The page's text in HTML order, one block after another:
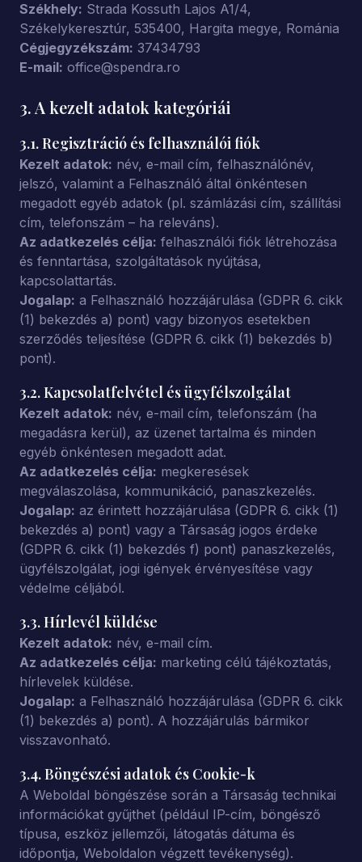
Székhely: Strada Kossuth Lajos A1/4,
Székelykeresztúr, 535400, Hargita megye, Románia
Cégjegyzékszám: 37434793
E-mail: office@spendra.ro
3. A kezelt adatok kategóriái
3.1. Regisztráció és felhasználói fiók
Kezelt adatok: név, e-mail cím, felhasználónév,
jelszó, valamint a Felhasználó által önkéntesen
megadott egyéb adatok (pl. számlázási cím, szállítási
cím, telefonszám – ha releváns).
Az adatkezelés célja: felhasználói fiók létrehozása
és fenntartása, szolgáltatások nyújtása,
kapcsolattartás.
Jogalap: a Felhasználó hozzájárulása (GDPR 6. cikk
(1) bekezdés a) pont) vagy bizonyos esetekben
szerződés teljesítése (GDPR 6. cikk (1) bekezdés b)
pont).
3.2. Kapcsolatfelvétel és ügyfélszolgálat
Kezelt adatok: név, e-mail cím, telefonszám (ha
megadásra kerül), az üzenet tartalma és minden
egyéb önkéntesen megadott adat.
Az adatkezelés célja: megkeresések
megválaszolása, kommunikáció, panaszkezelés.
Jogalap: az érintett hozzájárulása (GDPR 6. cikk (1)
bekezdés a) pont) vagy a Társaság jogos érdeke
(GDPR 6. cikk (1) bekezdés f) pont) panaszkezelés,
ügyfélszolgálat, jogi igények érvényesítése vagy
védelme céljából.
3.3. Hírlevél küldése
Kezelt adatok: név, e-mail cím.
Az adatkezelés célja: marketing célú tájékoztatás,
hírlevelek küldése.
Jogalap: a Felhasználó hozzájárulása (GDPR 6. cikk
(1) bekezdés a) pont). A hozzájárulás bármikor
visszavonható.
3.4. Böngészési adatok és Cookie-k
A Weboldal böngészése során a Társaság technikai
információkat gyűjthet (például IP-cím, böngésző
típusa, eszköz jellemzői, látogatás dátuma és
időpontja, Weboldalon végzett tevékenység).